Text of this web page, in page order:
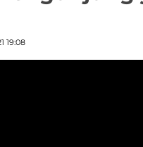
19:08